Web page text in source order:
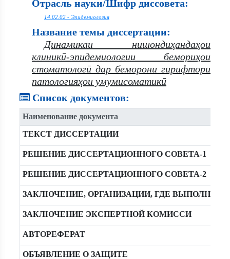
Отрасль науки/Шифр диссовета:
14.02.02 - Эпидемиология
Название темы диссертации:
Динамикаи нишондиҳандаҳои
клиникӣ-эпидемиологии бемориҳои
стоматологӣ дар беморони гирифтори
патологияҳои умумисоматикӣ
Список документов:
Наименование документа
ТЕКСТ ДИССЕРТАЦИИ
РЕШЕНИЕ ДИССЕРТАЦИОННОГО СОВЕТА-1
РЕШЕНИЕ ДИССЕРТАЦИОННОГО СОВЕТА-2
ЗАКЛЮЧЕНИЕ, ОРГАНИЗАЦИИ, ГДЕ
ЗАКЛЮЧЕНИЕ ЭКСПЕРТНОЙ КОМИССИ
АВТОРЕФЕРАТ
ОБЪЯВЛЕНИЕ О ЗАЩИТЕ